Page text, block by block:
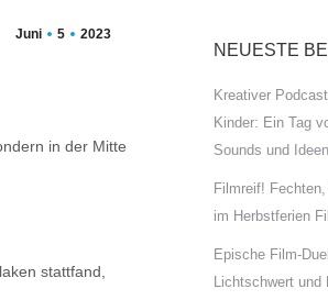
Juni 5 2023
in der Mitte
stattfand,
NEUESTE
Kreativer
Kinder: Ein Tag
Sounds und Ideen
Filmreif!
im Herbstferien
Epische Film-
Lichtschwert und